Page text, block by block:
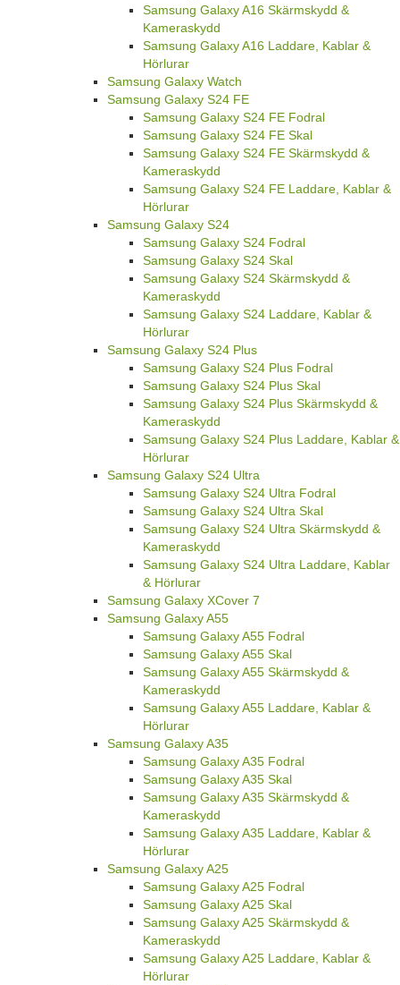
Samsung Galaxy A16 Skärmskydd &
Kameraskydd
Samsung Galaxy A16 Laddare, Kablar &
Hörlurar
Samsung Galaxy Watch
Samsung Galaxy S24 FE
Samsung Galaxy S24 FE Fodral
Samsung Galaxy S24 FE Skal
Samsung Galaxy S24 FE Skärmskydd &
Kameraskydd
Samsung Galaxy S24 FE Laddare, Kablar &
Hörlurar
Samsung Galaxy S24
Samsung Galaxy S24 Fodral
Samsung Galaxy S24 Skal
Samsung Galaxy S24 Skärmskydd &
Kameraskydd
Samsung Galaxy S24 Laddare, Kablar &
Hörlurar
Samsung Galaxy S24 Plus
Samsung Galaxy S24 Plus Fodral
Samsung Galaxy S24 Plus Skal
Samsung Galaxy S24 Plus Skärmskydd &
Kameraskydd
Samsung Galaxy S24 Plus Laddare, Kablar &
Hörlurar
Samsung Galaxy S24 Ultra
Samsung Galaxy S24 Ultra Fodral
Samsung Galaxy S24 Ultra Skal
Samsung Galaxy S24 Ultra Skärmskydd &
Kameraskydd
Samsung Galaxy S24 Ultra Laddare, Kablar
& Hörlurar
Samsung Galaxy XCover 7
Samsung Galaxy A55
Samsung Galaxy A55 Fodral
Samsung Galaxy A55 Skal
Samsung Galaxy A55 Skärmskydd &
Kameraskydd
Samsung Galaxy A55 Laddare, Kablar &
Hörlurar
Samsung Galaxy A35
Samsung Galaxy A35 Fodral
Samsung Galaxy A35 Skal
Samsung Galaxy A35 Skärmskydd &
Kameraskydd
Samsung Galaxy A35 Laddare, Kablar &
Hörlurar
Samsung Galaxy A25
Samsung Galaxy A25 Fodral
Samsung Galaxy A25 Skal
Samsung Galaxy A25 Skärmskydd &
Kameraskydd
Samsung Galaxy A25 Laddare, Kablar &
Hörlurar